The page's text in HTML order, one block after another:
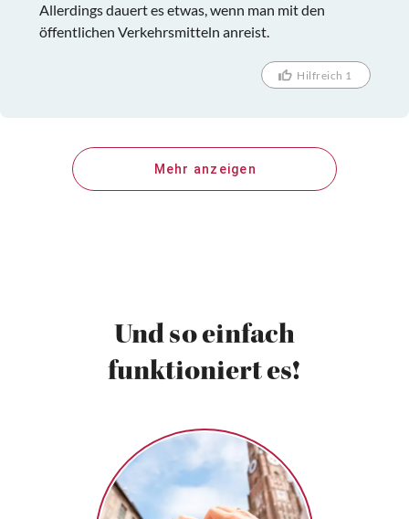
Allerdings dauert es etwas, wenn man mit den
öffentlichen Verkehrsmitteln anreist.
Hilfreich 1
Mehr anzeigen
Und so einfach
funktioniert es!